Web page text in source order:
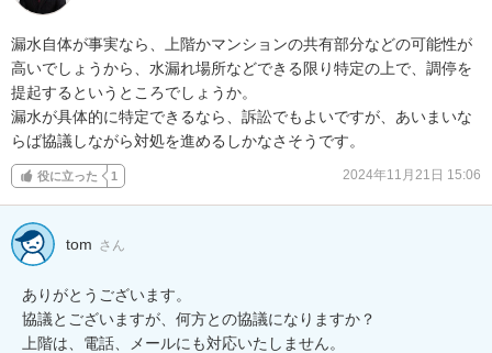
漏水自体が事実なら、上階かマンションの共有部分などの可能性が
高いでしょうから、水漏れ場所などできる限り特定の上で、調停を
提起するというところでしょうか。
漏水が具体的に特定できるなら、訴訟でもよいですが、あいまいな
らば協議しながら対処を進めるしかなさそうです。
役に立った 1 2024年11月21日 15:06
tom さん
ありがとうございます。
協議とございますが、何方との協議になりますか？
上階は、電話、メールにも対応いたしません。